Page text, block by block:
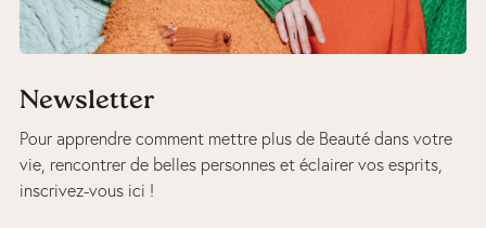
Newsletter
Pour apprendre comment mettre plus de Beauté dans votre
vie, rencontrer de belles personnes et éclairer vos esprits,
inscrivez-vous ici !